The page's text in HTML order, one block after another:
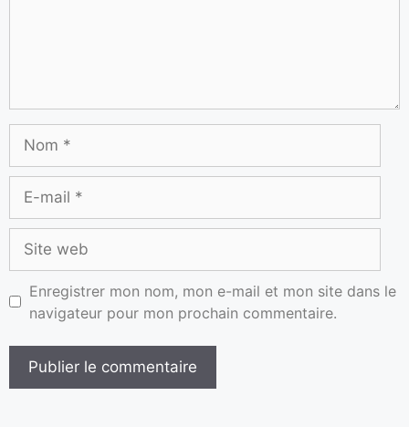
Enregistrer mon nom, mon e-mail et mon site dans le
navigateur pour mon prochain commentaire.